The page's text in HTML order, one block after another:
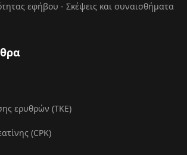
εφήβου - Σκέψεις και συναισθήματα
ερυθρών (ΤΚΕ)
(CPK)